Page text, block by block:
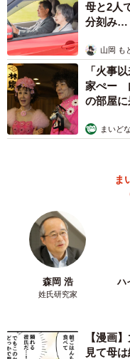
母と2人
分刻み…
山岡 も
「火事
家ぺー
の部屋
まいど
ま
森岡 浩
姓氏研究家
ハ
【漫画
見て母